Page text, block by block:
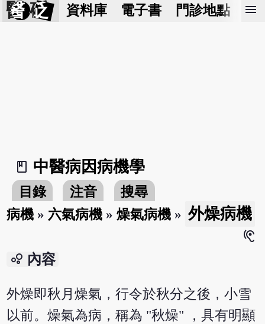
醫 砭 資料庫 電子書 門診地點 預
menu
book_2
中醫病因病機學
目錄 注音
搜尋
病機 » 六氣病機 »燥氣病機 » 外燥病機
hearing
bubble_chart 內容
外燥即秋月燥氣，行令於秋分之後，小雪
以前。燥氣為病，稱為 "秋燥" ，具有明顯